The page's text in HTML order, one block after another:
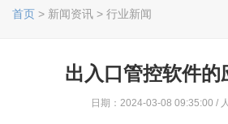
首页 > 新闻资讯 > 行业新闻
出入口管控软件的
日期：2024-03-08 09:35:00 /